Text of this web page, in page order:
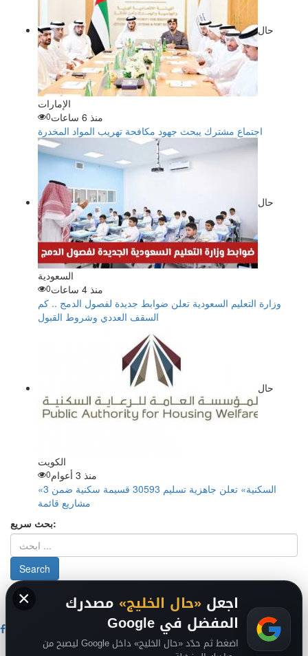
حال
الإمارات
منذ 6 ساعات
0
اجتماع مشترك يبحث جهود مكافحة تهريب المواد المخدرة
حال
السعودية
منذ 4 ساعات
0
وزارة التعليم السعودية تعلن ضوابط جديدة لفصول الدمج .. كم
السقف العددي وشروط القبول
حال
الكويت
منذ 3 أعوام
0
«السكنية» تعلن جاهزية تسليم 30593 قسيمة سكنية ضمن 3
مشاريع قائمة
بحث سريع:
من نحن
حال السعودية
× اجعل «حال الخليج» مصدرك
المفضل في Google
اضغط ثم حدّد «حال الخليج» داخل Google ليصبح من